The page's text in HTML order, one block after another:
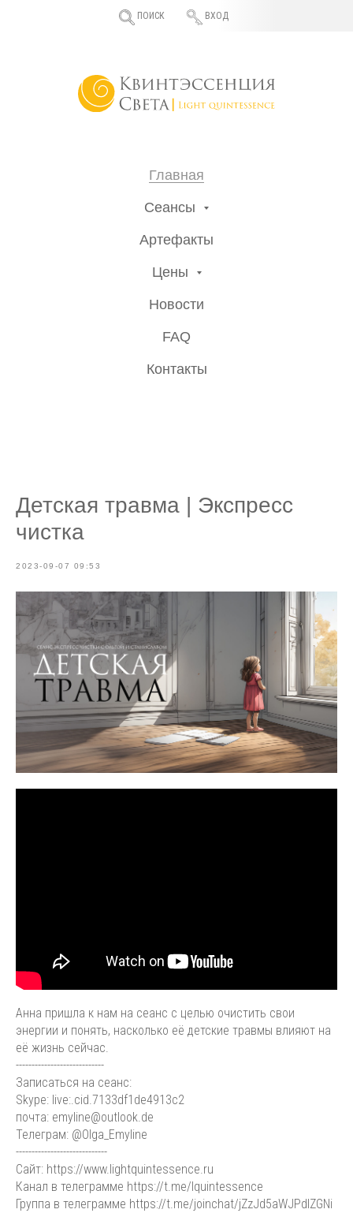
ПОИСК ВХОД
Главная
Сеансы
Артефакты
Цены
Новости
FAQ
Контакты
Детская травма | Экспресс
чистка
2023-09-07 09:53
Анна пришла к нам на сеанс с целью очистить свои
энергии и понять, насколько её детские травмы влияют на
её жизнь сейчас.
----------------------------
Записаться на сеанс:
Skype: live:.cid.7133df1de4913c2
почта: emyline@outlook.de
Телеграм: @Olga_Emyline
-----------------------------
Сайт: https://www.lightquintessence.ru
Канал в телеграмме https://t.me/lquintessence
Группа в телеграмме https://t.me/joinchat/jZzJd5aWJPdlZGNi